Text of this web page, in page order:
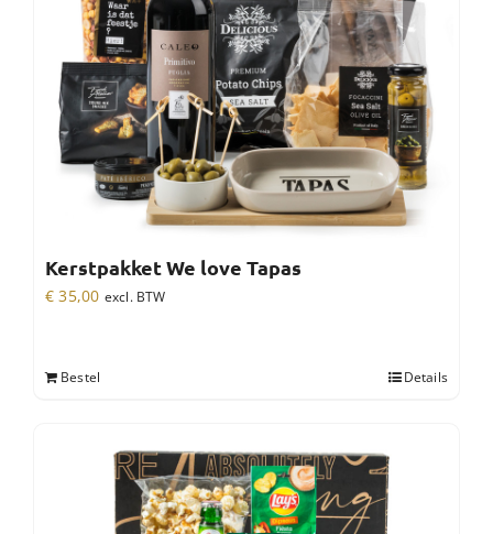
Kerstpakket We love Tapas
€ 35,00 excl. BTW
Bestel Details